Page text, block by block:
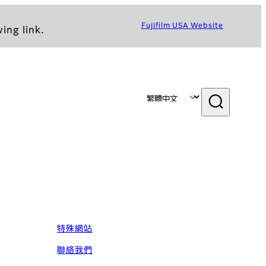
link. Fujifilm USA Website
特殊網站
聯絡我們